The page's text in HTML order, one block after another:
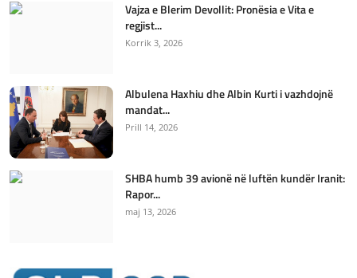
Vajza e Blerim Devollit: Pronësia e Vita e
regjist...
Korrik 3, 2026
Albulena Haxhiu dhe Albin Kurti i vazhdojnë
mandat...
Prill 14, 2026
SHBA humb 39 avionë në luftën kundër Iranit:
Rapor...
maj 13, 2026